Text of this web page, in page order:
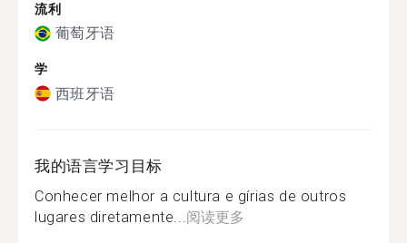
流利
葡萄牙语
学
西班牙语
我的语言学习目标
Conhecer melhor a cultura e gírias de outros
lugares diretamente... 阅读更多